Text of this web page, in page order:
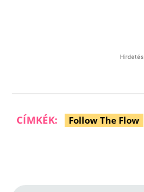
Hirdetés
CÍMKÉK: Follow The Flow